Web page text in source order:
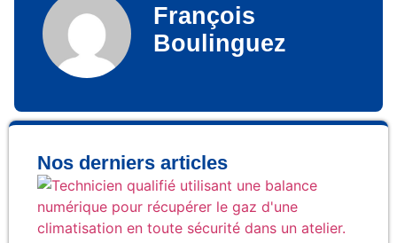
François
Boulinguez
Nos derniers articles